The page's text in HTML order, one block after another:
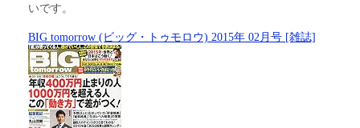
いです。
BIG tomorrow (ビッグ・トゥモロウ) 2015年 02月号 [雑誌]